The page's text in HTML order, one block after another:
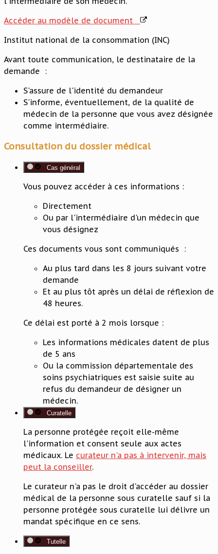
Accéder au modèle de document
Institut national de la consommation (INC)
Avant toute communication, le destinataire de la
demande :
S'assure de l'identité du demandeur
S'informe, éventuellement, de la qualité de
médecin de la personne que vous avez désignée
comme intermédiaire.
Consultation du dossier médical
Cas général
Vous pouvez accéder à ces informations :
Directement
Ou par l'intermédiaire d'un médecin que
vous désignez
Ces documents vous sont communiqués :
Au plus tard dans les 8 jours suivant votre
demande
Et au plus tôt après un délai de réflexion de
48 heures.
Ce délai est porté à 2 mois lorsque :
Les informations médicales datent de plus
de 5 ans
Ou la commission départementale des
soins psychiatriques est saisie suite au
refus du demandeur de désigner un
médecin.
Curatelle
La personne protégée reçoit elle-même
l'information et consent seule aux actes
médicaux. Le curateur n'a pas à intervenir, mais
peut la conseiller.
Le curateur n'a pas le droit d'accéder au dossier
médical de la personne sous curatelle sauf si la
personne protégée sous curatelle lui délivre un
mandat spécifique en ce sens.
Tutelle